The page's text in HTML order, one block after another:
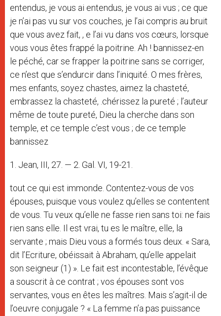
entendus, je vous ai entendus, je vous ai vus ; ce que
je n’ai pas vu sur vos couches, je l’ai compris au bruit
que vous avez fait, , e l’ai vu dans vos cœurs, lorsque
vous vous êtes frappé la poitrine. Ah ! bannissez-en
le péché, car se frapper la poitrine sans se corriger,
ce n’est que s’endurcir dans l’iniquité. O mes frères,
mes enfants, soyez chastes, aimez la chasteté,
embrassez la chasteté, .chérissez la pureté ; l’auteur
même de toute pureté, Dieu la cherche dans son
temple, et ce temple c’est vous ; de ce temple
bannissez
1. Jean, III, 27. — 2. Gal. VI, 19-21.
tout ce qui est immonde. Contentez-vous de vos
épouses, puisque vous voulez qu’elles se contentent
de vous. Tu veux qu’elle ne fasse rien sans toi: ne fais
rien sans elle. Il est vrai, tu es le maître, elle, la
servante ; mais Dieu vous a formés tous deux. « Sara,
dit l’Ecriture, obéissait à Abraham, qu’elle appelait
son seigneur (1) ». Le fait est incontestable, l’évêque
a souscrit à ce contrat ; vos épouses sont vos
servantes, vous en êtes les maîtres. Mais s’agit-il de
l’oeuvre conjugale ? « La femme n’a pas puissance